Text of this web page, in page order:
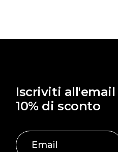
Iscriviti
10% di sconto